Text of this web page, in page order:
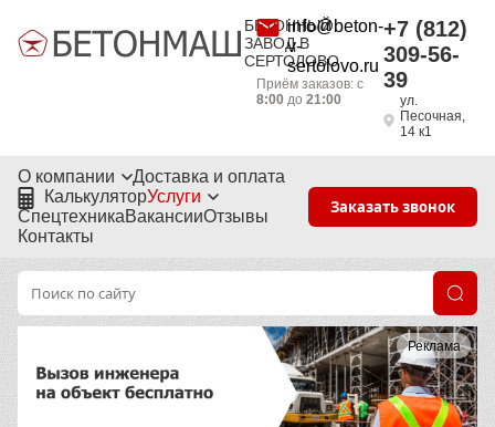
БЕТОННЫЙ
ЗАВОД В
СЕРТОЛОВО
info@beton-
v-
sertolovo.ru
Приём заказов: с
8:00до 21:00
+7 (812)
309-56-
39
ул.
Песочная,
14 к1
О компании
Доставка и оплата
КалькуляторУслуги
СпецтехникаВакансииОтзывы
Контакты
Заказать звонок
Реклама